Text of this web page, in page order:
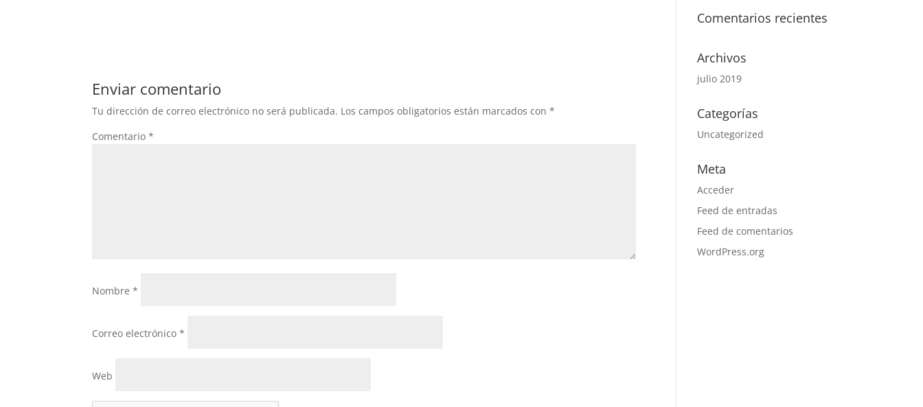
Enviar comentario
Tu dirección de correo electrónico no será publicada. Los campos obligatorios están marcados con*
Comentario*
Nombre*
Correo electrónico*
Web
Comentarios recientes
Archivos
julio 2019
Categorías
Uncategorized
Meta
Acceder
Feed de entradas
Feed de comentarios
WordPress.org